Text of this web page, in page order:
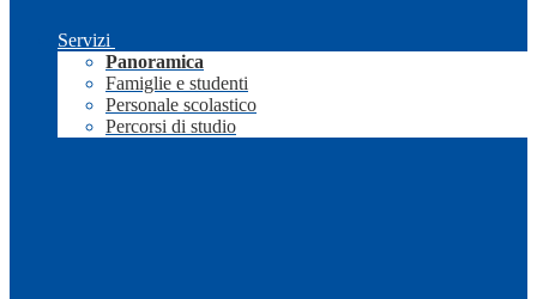
Servizi
Panoramica
Famiglie e studenti
Personale scolastico
Percorsi di studio